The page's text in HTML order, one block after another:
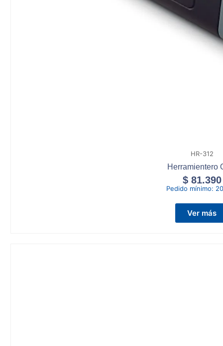
HR-312
Herramientero
$81.390
Pedido mínimo:
Ver más